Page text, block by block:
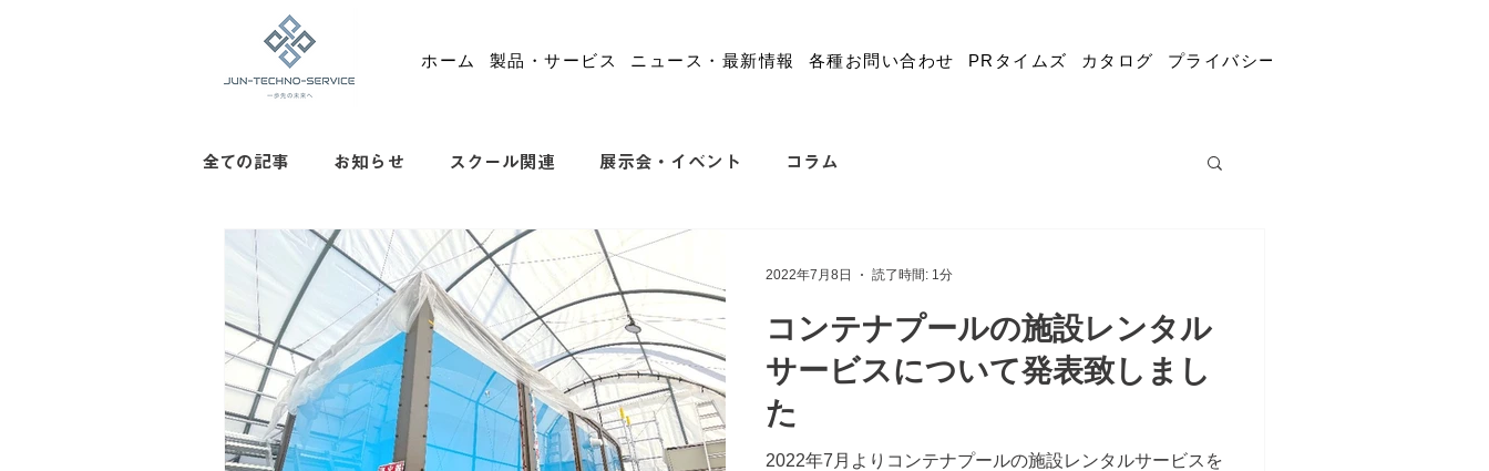
ホーム 製品・サービス ニュース・最新情報 各種お問い合わせ PRタイムズ カタログ プライバシーポリシー
全ての記事 お知らせ スクール関連 展示会・イベント コラム
コンテナプールの施設レンタル
サービスについて発表致しまし
た
2022年7月よりコンテナプールの施設レンタルサービスを
2022年7月8日 読了時間: 1分